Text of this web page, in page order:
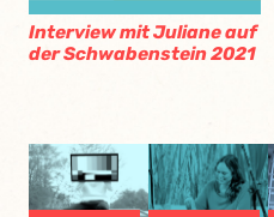
Interview mit Juliane auf
der Schwabenstein 2021